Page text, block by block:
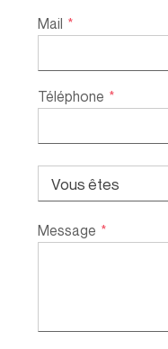
Mail *
Téléphone *
Message *